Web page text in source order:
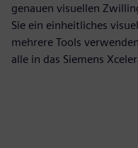
genauen visuellen
Sie ein einheitliches
mehrere Tools
alle in das Siemens